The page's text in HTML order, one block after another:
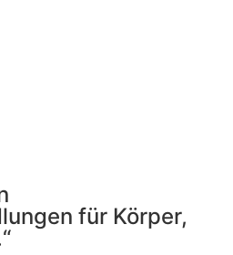
für Körper,